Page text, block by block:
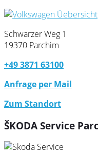
Schwarzer Weg 1
19370 Parchim
+49 3871 63100
Anfrage per Mail
Zum Standort
ŠKODA Service